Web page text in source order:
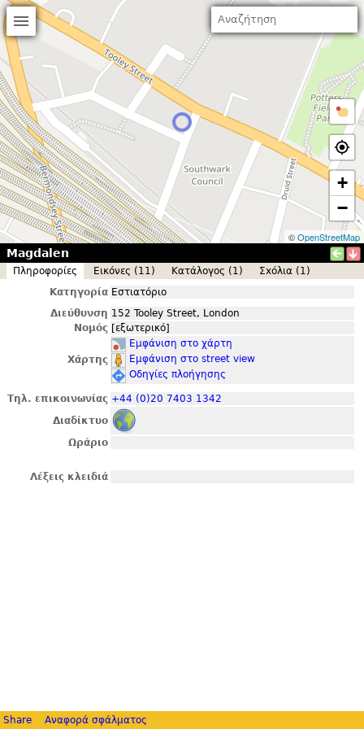
+
−
©OpenStreetMap
Magdalen
Πληροφορίες Εικόνες (11) Κατάλογος (1)
Σxόλια (1)
Κατηγορία Εστιατόριο
Διεύθυνση 152 Tooley Street, London
Νομός [εξωτερικό]
Χάρτης
Εμφάνιση στο χάρτη
Εμφάνιση στο street view
Οδηγίες πλοήγησης
Τηλ. επικοινωνίας +44 (0)20 7403 1342
Διαδίκτυο
Ωράριο
Λέξεις κλειδιά
Share Αναφορά σφάλματος